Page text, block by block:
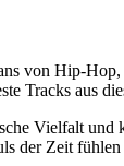
von Hip-
Tracks aus
Vielfalt und
der Zeit